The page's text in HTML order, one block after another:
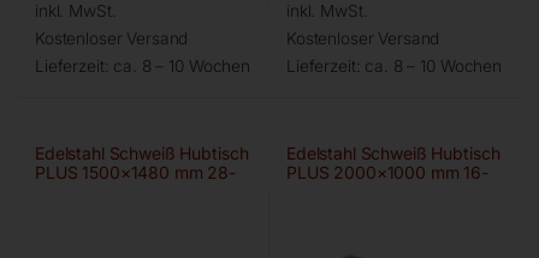
inkl. MwSt.
Kostenloser Versand
Lieferzeit: ca. 8 – 10 Wochen
inkl. MwSt.
Kostenloser Versand
Lieferzeit: ca. 8 – 10 Wochen
Edelstahl Schweiß Hubtisch
PLUS 1500×1480 mm 28-
Edelstahl Schweiß Hubtisch
PLUS 2000×1000 mm 16-